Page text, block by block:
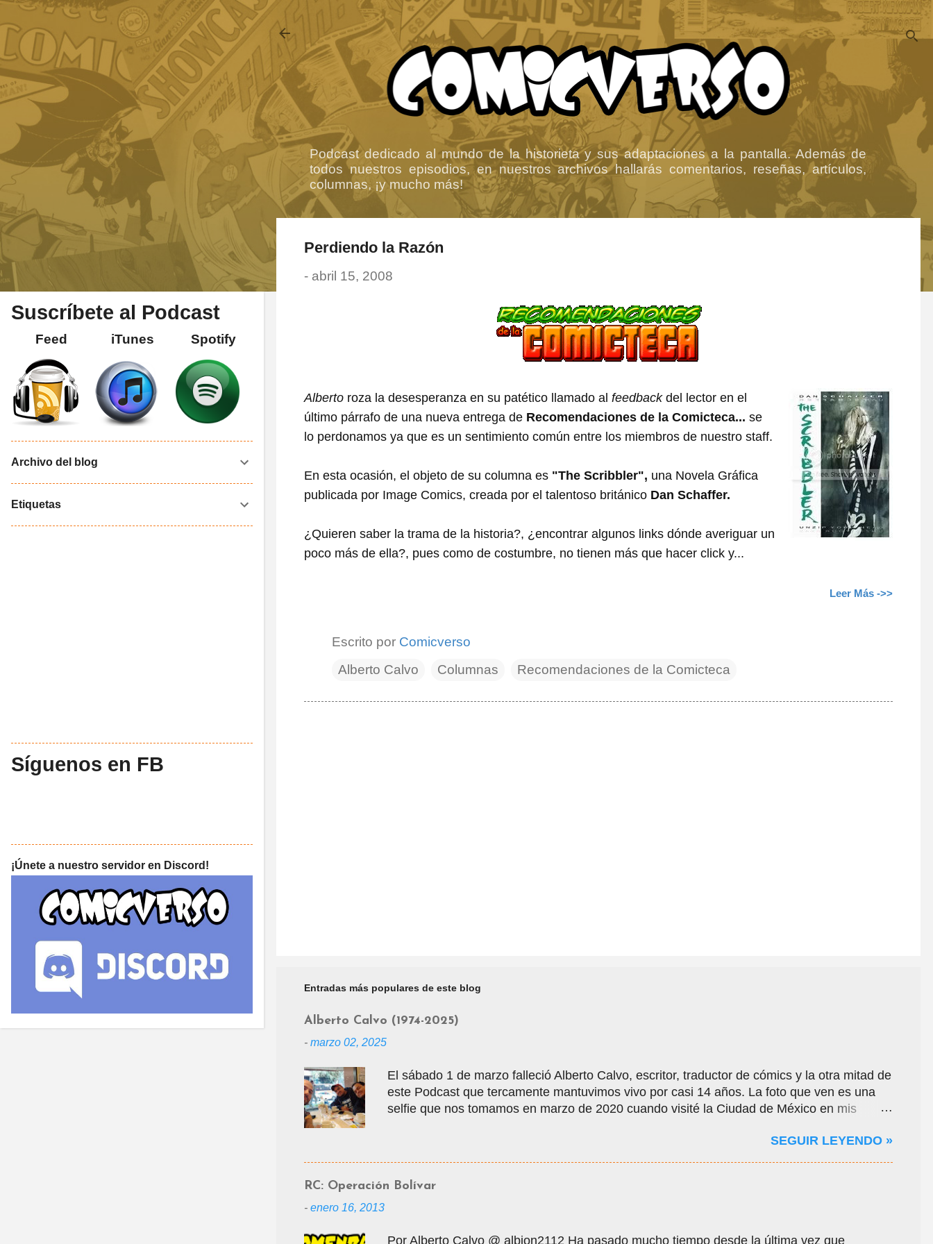
Ir al contenido principal
Podcast dedicado al mundo de la historieta y sus adaptaciones a la pantalla. Además de
todos nuestros episodios, en nuestros archivos hallarás comentarios, reseñas, artículos,
columnas, ¡y mucho más!
Perdiendo la Razón
- abril 15, 2008
Alberto roza la desesperanza en su patético llamado al feedbackdel lector en el
último párrafo de una nueva entrega de Recomendaciones de la Comicteca... se
lo perdonamos ya que es un sentimiento común entre los miembros de nuestro staff.
En esta ocasión, el objeto de su columna es "The Scribbler", una Novela Gráfica
publicada por Image Comics, creada por el talentoso británico Dan Schaffer.
¿Quieren saber la trama de la historia?, ¿encontrar algunos links dónde averiguar un
poco más de ella?, pues como de costumbre, no tienen más que hacer click y...
Leer Más ->>
Escrito por Comicverso
Alberto Calvo
Columnas Recomendaciones de la Comicteca
Entradas más populares de este blog
Alberto Calvo (1974-2025)
- marzo 02, 2025
El sábado 1 de marzo falleció Alberto Calvo, escritor, traductor de cómics y la otra mitad de
este Podcast que tercamente mantuvimos vivo por casi 14 años. La foto que ven es una
selfie que nos tomamos en marzo de 2020 cuando visité la Ciudad de México en mis
tuvo la gentileza de mostrarme muchos lugares de la ciudad y ayudarme a conseguir
entradas para visitar la Mole, donde conocí a algunos de sus amigos de Comikaze. Con
modalidad de interacción de la edad media de internet, cuando recién comenzaba a
SEGUIR LEYENDO »
RC: Operación Bolívar
- enero 16, 2013
Por Alberto Calvo @ albion2112 Ha pasado mucho tiempo desde la última vez que
Suscríbete al Podcast
Feed iTunes Spotify
Archivo del blog
Etiquetas
Síguenos en FB
¡Únete a nuestro servidor en Discord!